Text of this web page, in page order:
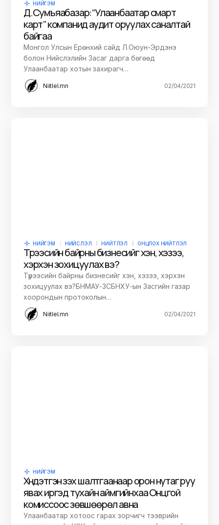
НИЙГЭМ
Д.Сумъяабазар:“Улаанбаатар смарт
карт” компанид аудит оруулах саналтай
байгаа
Монгол Улсын Ерөнхий сайд Л.Оюун-Эрдэнэ
болон Нийслэлийн Засаг дарга бөгөөд
Улаанбаатар хотын захирагч…
Niitlel.mn 02/04/2021
НИЙГЭМ НИЙСЛЭЛ НИЙТЛЭЛ ОНЦЛОХ НИЙТЛЭЛ
Түрээсийн байрны бизнесийг хэн, хэзээ,
хэрхэн зохицуулах вэ?
Түрээсийн байрны бизнесийг хэн, хэзээ, хэрхэн
зохицуулах вэ?БНМАУ-ЗСБНХУ-ын Засгийн газар
хоорондын протоколын…
Niitlel.mn 02/04/2021
НИЙГЭМ
Хүндэтгэн үзэх шалтгаанаар орон нутаг руу
явах иргэд тухайн аймгийнхаа Онцгой
комиссоос зөвшөөрөл авна
Улаанбаатар хотоос гарах зорчигч тээврийн